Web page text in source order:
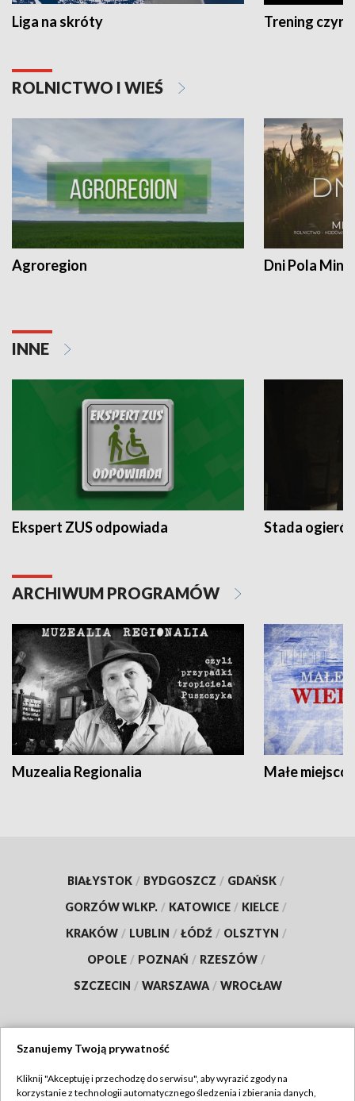
Liga na skróty Trening czyni
ROLNICTWO I WIEŚ
Agroregion Dni Pola
INNE
Ekspert ZUS odpowiada Stada
ARCHIWUM PROGRAMÓW
Muzealia Regionalia Małe
BIAŁYSTOK / BYDGOSZCZ / GDAŃSK /
GORZÓW WLKP. / KATOWICE / KIELCE /
KRAKÓW / LUBLIN / ŁÓDŹ / OLSZTYN /
OPOLE / POZNAŃ / RZESZÓW /
SZCZECIN / WARSZAWA / WROCŁAW
TVP
Szanujemy Twoją prywatność
Kliknij "Akceptuję i przechodzę do serwisu", aby wyrazić zgody na
korzystanie z technologii automatycznego śledzenia i zbierania danych,